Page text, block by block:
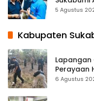
5 Agustus
Kabupaten
Lapangan
Perayaan
Warga
6 Agustus